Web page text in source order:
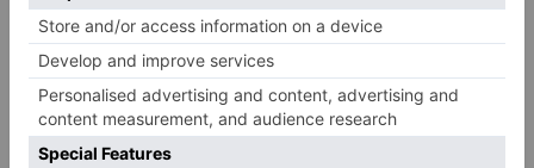
abono de 4 millones de euros a un total de 1.278
autónomos a comienzos del pasado mes,
mientras otros 2.391 recibirán en los próximos
días los 7,2 millones correspondiente a la
resolución que se publica hoy. Lo que supone